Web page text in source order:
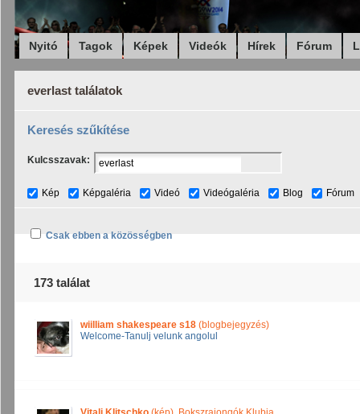
Nyitó Tagok Képek Videók Hírek Fórum
everlast találatok
Keresés szűkítése
Kulcsszavak:
Kép Képgaléria Videó Videógaléria Blog Fórum
Csak ebben a közösségben
173 találat
wiilliam shakespeare s18 (blogbejegyzés)
Welcome-Tanulj velunk angolul